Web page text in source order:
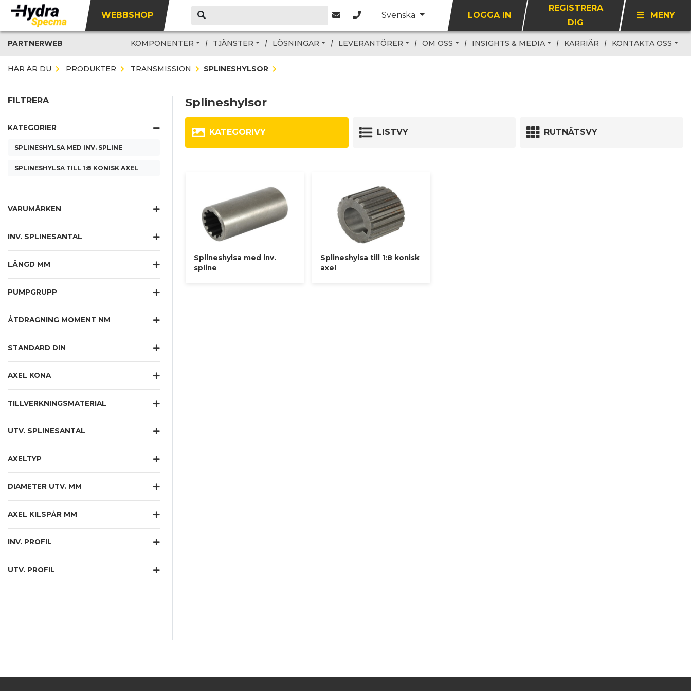
WEBBSHOP Svenska LOGGA IN
REGISTRERA
DIG
MENY
PARTNERWEB KOMPONENTER TJÄNSTER LÖSNINGAR LEVERANTÖRER OM OSS INSIGHTS & MEDIA KARRIÄR KONTAKTA OSS
HÄR ÄR DU PRODUKTER TRANSMISSION SPLINESHYLSOR
FILTRERA
KATEGORIER
SPLINESHYLSA MED INV. SPLINE
SPLINESHYLSA TILL 1:8 KONISK AXEL
VARUMÄRKEN
INV. SPLINESANTAL
LÄNGD MM
PUMPGRUPP
ÅTDRAGNING MOMENT NM
STANDARD DIN
AXEL KONA
TILLVERKNINGSMATERIAL
UTV. SPLINESANTAL
AXELTYP
DIAMETER UTV. MM
AXEL KILSPÅR MM
INV. PROFIL
UTV. PROFIL
Splineshylsor
KATEGORIVY LISTVY RUTNÄTSVY
Splineshylsa med inv.
spline
Splineshylsa till 1:8 konisk
axel